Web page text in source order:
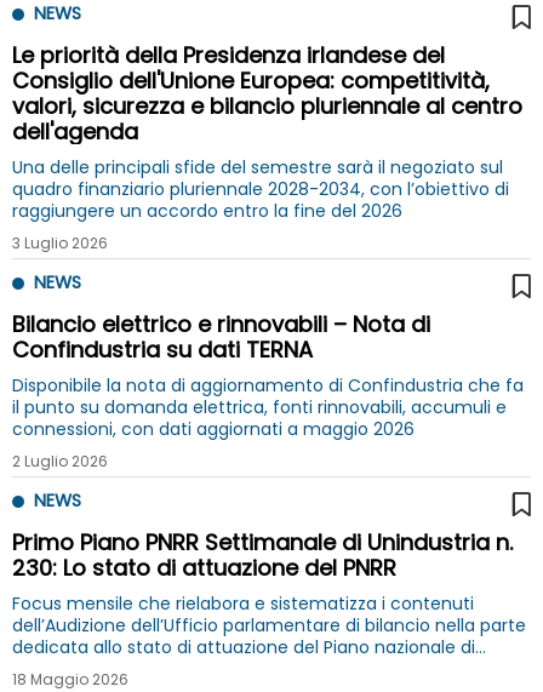
NEWS
Le priorità della Presidenza irlandese del
Consiglio dell'Unione Europea: competitività,
valori, sicurezza e bilancio pluriennale al centro
dell'agenda
Una delle principali sfide del semestre sarà il negoziato sul
quadro finanziario pluriennale 2028-2034, con l’obiettivo di
raggiungere un accordo entro la fine del 2026
3 Luglio 2026
NEWS
Bilancio elettrico e rinnovabili – Nota di
Confindustria su dati TERNA
Disponibile la nota di aggiornamento di Confindustria che fa
il punto su domanda elettrica, fonti rinnovabili, accumuli e
connessioni, con dati aggiornati a maggio 2026
2 Luglio 2026
NEWS
Primo Piano PNRR Settimanale di Unindustria n.
230: Lo stato di attuazione del PNRR
Focus mensile che rielabora e sistematizza i contenuti
dell’Audizione dell’Ufficio parlamentare di bilancio nella parte
dedicata allo stato di attuazione del Piano nazionale di
ripresa e resilienza
18 Maggio 2026